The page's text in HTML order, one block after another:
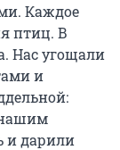
Каждое
птиц. В
Нас угощали
и
нашим
и дарили